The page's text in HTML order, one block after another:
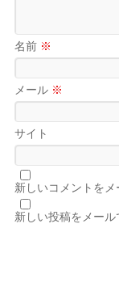
名前 ※
メール ※
サイト
新しいコメントをメ
新しい投稿をメール